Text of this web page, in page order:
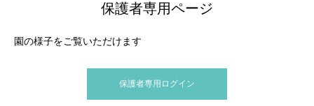
保護者専用ページ
園の様子をご覧いただけます
保護者専用ログイン